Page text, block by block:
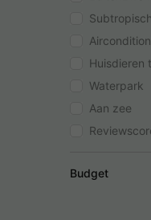
Huisdieren
Waterpark
Aan zee
Budget